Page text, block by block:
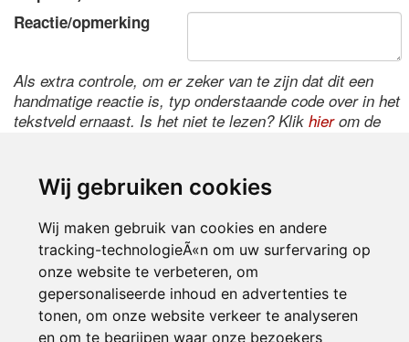
Wij gebruiken cookies
Wij maken gebruik van cookies en andere
tracking-technologieÃ«n om uw surfervaring op
onze website te verbeteren, om
gepersonaliseerde inhoud en advertenties te
tonen, om onze website verkeer te analyseren
en om te begrijpen waar onze bezoekers
Reactie/opmerking
Als extra controle, om er zeker van te zijn dat dit een
handmatige reactie is, typ onderstaande code over in het
tekstveld ernaast. Is het niet te lezen? Klik hierom de